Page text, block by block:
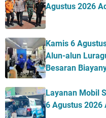
Agustus 2026
Kamis 6
Alun-alun
Besaran
Layanan Mobil
6 Agustus 2026